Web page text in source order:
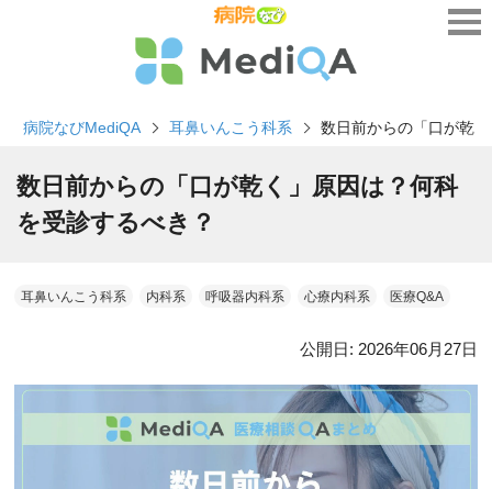
病院なびMediQA 耳鼻いんこう科系 数日前からの「口が乾
数日前からの「口が乾く」原因は？何科
を受診するべき？
耳鼻いんこう科系 内科系 呼吸器内科系 心療内科系 医療Q&A
公開日: 2026年06月27日